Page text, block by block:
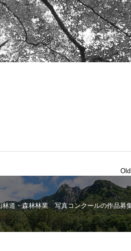
道・森林林業 写真コンクールの作品募